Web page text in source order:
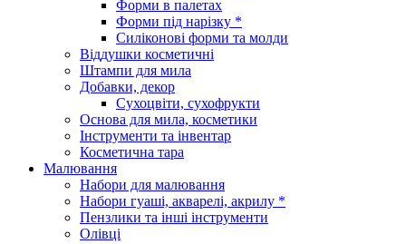
Форми в палетах
Форми під нарізку *
Силіконові форми та молди
Віддушки косметичні
Штампи для мила
Добавки, декор
Сухоцвіти, сухофрукти
Основа для мила, косметики
Інструменти та інвентар
Косметична тара
Малювання
Набори для малювання
Набори гуаші, акварелі, акрилу *
Пензлики та інші інструменти
Олівці